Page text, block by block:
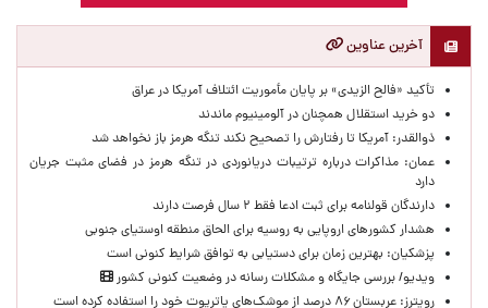
آخرین عناوین
تأکید «فالح الزیدی» بر پایان مأموریت ائتلاف آمریکا در عراق
دو خرید استقلال همچنان در آلومینیوم ماندند
ذوالقدر: آمریکا تا رفتارش را تصحیح نکند تنگه هرمز باز نخواهد شد
عمان: مذاکرات درباره ترتیبات دریانوردی در تنگه هرمز در فضای مثبت جریان
دارد
دارندگان قولنامه برای ثبت ادعا فقط ۲ سال فرصت دارند
هشدار کشورهای اروپایی به روسیه برای الحاق منطقه اوستیای جنوبی
پزشکیان‌: بهترین زمان برای دستیابی به توافق شرایط کنونی است
ویدیو/ بررسی جایگاه و مشکلات رسانه در وضعیت کنونی کشور
رویترز: عربستان ۸۶ درصد از موشک‌های پاتریوت خود را استفاده کرده است